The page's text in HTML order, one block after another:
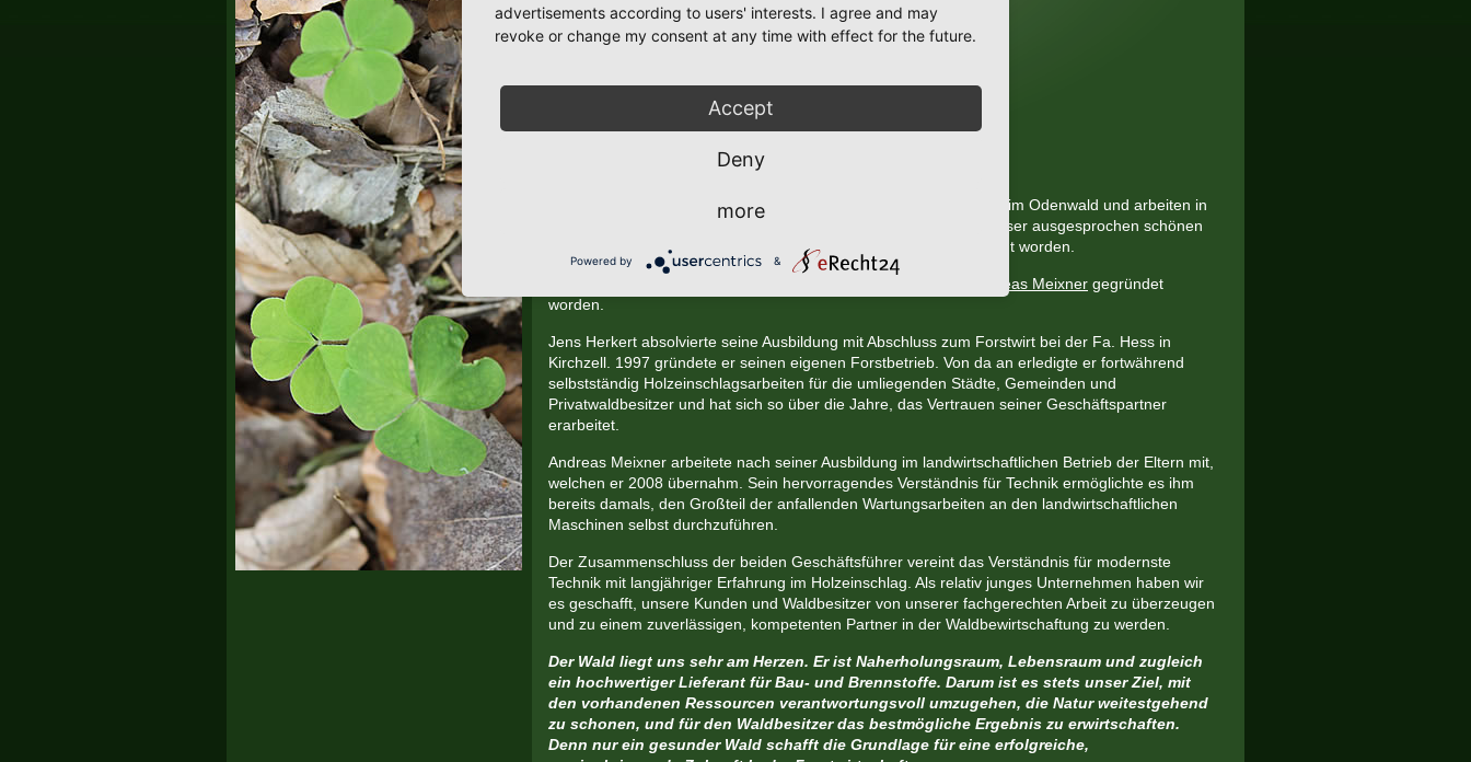
Aktuelle Info
Stellenangebot: Harvesterfahrer/in (m/w/d) in Vollzeit
>> mehr dazu
Seit Generationen leben die beiden Familien Herkert und Meixner im Odenwald und arbeiten in
der Land- und Forstwirtschaft. So ist uns die Verbundenheit zu dieser ausgesprochen schönen
Gegend und zum heimischen Wald quasi schon in die Wiege gelegt worden.
Andreas Meixner gegründet
worden.
Jens Herkert absolvierte seine Ausbildung mit Abschluss zum Forstwirt bei der Fa. Hess in
Kirchzell. 1997 gründete er seinen eigenen Forstbetrieb. Von da an erledigte er fortwährend
selbstständig Holzeinschlagsarbeiten für die umliegenden Städte, Gemeinden und
Privatwaldbesitzer und hat sich so über die Jahre, das Vertrauen seiner Geschäftspartner
erarbeitet.
Andreas Meixner arbeitete nach seiner Ausbildung im landwirtschaftlichen Betrieb der Eltern mit,
welchen er 2008 übernahm. Sein hervorragendes Verständnis für Technik ermöglichte es ihm
bereits damals, den Großteil der anfallenden Wartungsarbeiten an den landwirtschaftlichen
Maschinen selbst durchzuführen.
Der Zusammenschluss der beiden Geschäftsführer vereint das Verständnis für modernste
Technik mit langjähriger Erfahrung im Holzeinschlag. Als relativ junges Unternehmen haben wir
es geschafft, unsere Kunden und Waldbesitzer von unserer fachgerechten Arbeit zu überzeugen
und zu einem zuverlässigen, kompetenten Partner in der Waldbewirtschaftung zu werden.
Der Wald liegt uns sehr am Herzen. Er ist Naherholungsraum, Lebensraum und zugleich
ein hochwertiger Lieferant für Bau- und Brennstoffe. Darum ist es stets unser Ziel, mit
den vorhandenen Ressourcen verantwortungsvoll umzugehen, die Natur weitestgehend
zu schonen, und für den Waldbesitzer das bestmögliche Ergebnis zu erwirtschaften.
Denn nur ein gesunder Wald schafft die Grundlage für eine erfolgreiche,
advertisements according to users' interests. I agree and may
revoke or change my consent at any time with effect for the future.
Accept
Deny
more
Powered by &